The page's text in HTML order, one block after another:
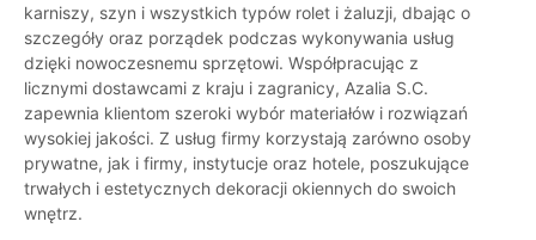
karniszy, szyn i wszystkich typów rolet i żaluzji, dbając o
szczegóły oraz porządek podczas wykonywania usług
dzięki nowoczesnemu sprzętowi. Współpracując z
licznymi dostawcami z kraju i zagranicy, Azalia S.C.
zapewnia klientom szeroki wybór materiałów i rozwiązań
wysokiej jakości. Z usług firmy korzystają zarówno osoby
prywatne, jak i firmy, instytucje oraz hotele, poszukujące
trwałych i estetycznych dekoracji okiennych do swoich
wnętrz.